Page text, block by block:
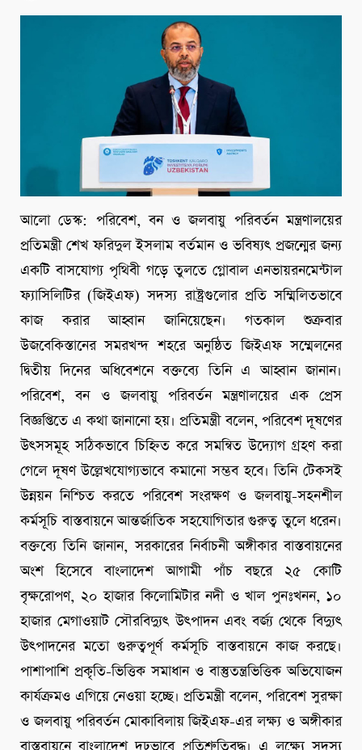
আলো ডেস্ক: পরিবেশ, বন ও জলবায়ু পরিবর্তন মন্ত্রণালয়ের
প্রতিমন্ত্রী শেখ ফরিদুল ইসলাম বর্তমান ও ভবিষ্যৎ প্রজন্মের জন্য
একটি বাসযোগ্য পৃথিবী গড়ে তুলতে গ্লোবাল এনভায়রনমেন্টাল
ফ্যাসিলিটির (জিইএফ) সদস্য রাষ্ট্রগুলোর প্রতি সম্মিলিতভাবে
কাজ করার আহ্বান জানিয়েছেন। গতকাল শুক্রবার
উজবেকিস্তানের সমরখন্দ শহরে অনুষ্ঠিত জিইএফ সম্মেলনের
দ্বিতীয় দিনের অধিবেশনে বক্তব্যে তিনি এ আহ্বান জানান।
পরিবেশ, বন ও জলবায়ু পরিবর্তন মন্ত্রণালয়ের এক প্রেস
বিজ্ঞপ্তিতে এ কথা জানানো হয়। প্রতিমন্ত্রী বলেন, পরিবেশ দূষণের
উৎসসমূহ সঠিকভাবে চিহ্নিত করে সমন্বিত উদ্যোগ গ্রহণ করা
গেলে দূষণ উল্লেখযোগ্যভাবে কমানো সম্ভব হবে। তিনি টেকসই
উন্নয়ন নিশ্চিত করতে পরিবেশ সংরক্ষণ ও জলবায়ু-সহনশীল
কর্মসূচি বাস্তবায়নে আন্তর্জাতিক সহযোগিতার গুরুত্ব তুলে ধরেন।
বক্তব্যে তিনি জানান, সরকারের নির্বাচনী অঙ্গীকার বাস্তবায়নের
অংশ হিসেবে বাংলাদেশ আগামী পাঁচ বছরে ২৫ কোটি
বৃক্ষরোপণ, ২০ হাজার কিলোমিটার নদী ও খাল পুনঃখনন, ১০
হাজার মেগাওয়াট সৌরবিদ্যুৎ উৎপাদন এবং বর্জ্য থেকে বিদ্যুৎ
উৎপাদনের মতো গুরুত্বপূর্ণ কর্মসূচি বাস্তবায়নে কাজ করছে।
পাশাপাশি প্রকৃতি-ভিত্তিক সমাধান ও বাস্তুতন্ত্রভিত্তিক অভিযোজন
কার্যক্রমও এগিয়ে নেওয়া হচ্ছে। প্রতিমন্ত্রী বলেন, পরিবেশ সুরক্ষা
ও জলবায়ু পরিবর্তন মোকাবিলায় জিইএফ-এর লক্ষ্য ও অঙ্গীকার